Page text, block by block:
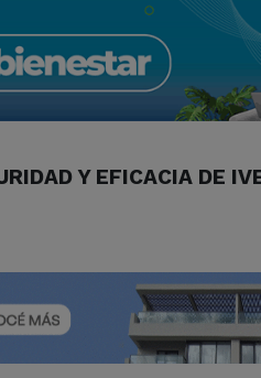
Y EFICACIA DE